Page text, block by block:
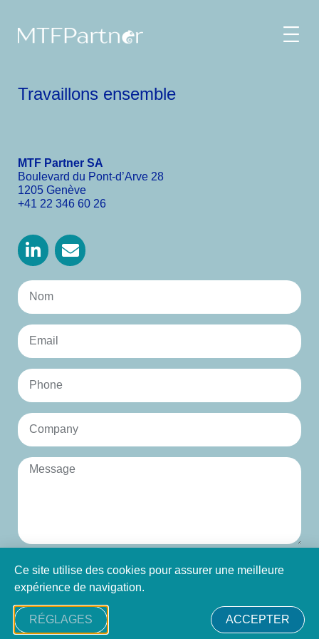
Travaillons ensemble
MTF Partner SA
Boulevard du Pont-d’Arve 28
1205 Genève
+41 22 346 60 26
ENVOYER
Ce site utilise des cookies pour assurer une meilleure
expérience de navigation.
RÉGLAGES ACCEPTER